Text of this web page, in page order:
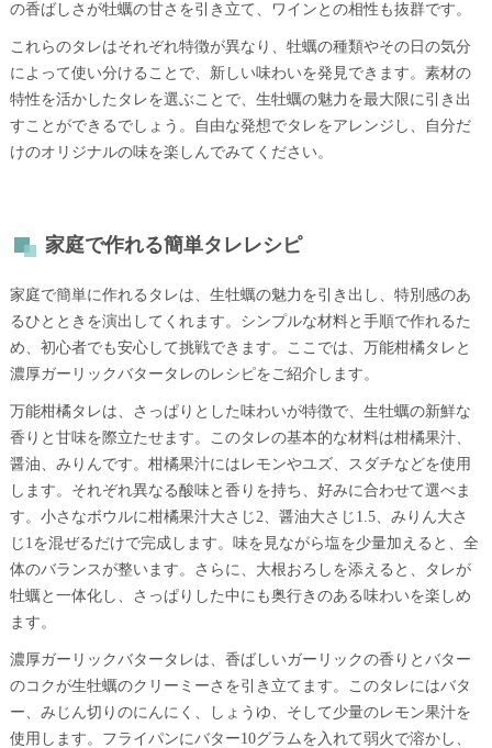
の香ばしさが牡蠣の甘さを引き立て、ワインとの相性も抜群です。
これらのタレはそれぞれ特徴が異なり、牡蠣の種類やその日の気分
によって使い分けることで、新しい味わいを発見できます。素材の
特性を活かしたタレを選ぶことで、生牡蠣の魅力を最大限に引き出
すことができるでしょう。自由な発想でタレをアレンジし、自分だ
けのオリジナルの味を楽しんでみてください。
家庭で作れる簡単タレレシピ
家庭で簡単に作れるタレは、生牡蠣の魅力を引き出し、特別感のあ
るひとときを演出してくれます。シンプルな材料と手順で作れるた
め、初心者でも安心して挑戦できます。ここでは、万能柑橘タレと
濃厚ガーリックバタータレのレシピをご紹介します。
万能柑橘タレは、さっぱりとした味わいが特徴で、生牡蠣の新鮮な
香りと甘味を際立たせます。このタレの基本的な材料は柑橘果汁、
醤油、みりんです。柑橘果汁にはレモンやユズ、スダチなどを使用
します。それぞれ異なる酸味と香りを持ち、好みに合わせて選べま
す。小さなボウルに柑橘果汁大さじ2、醤油大さじ1.5、みりん大さ
じ1を混ぜるだけで完成します。味を見ながら塩を少量加えると、全
体のバランスが整います。さらに、大根おろしを添えると、タレが
牡蠣と一体化し、さっぱりした中にも奥行きのある味わいを楽しめ
ます。
濃厚ガーリックバタータレは、香ばしいガーリックの香りとバター
のコクが生牡蠣のクリーミーさを引き立てます。このタレにはバタ
ー、みじん切りのにんにく、しょうゆ、そして少量のレモン果汁を
使用します。フライパンにバター10グラムを入れて弱火で溶かし、